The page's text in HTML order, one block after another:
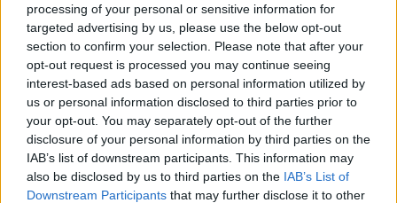
processing of your personal or sensitive information for
targeted advertising by us, please use the below opt-out
section to confirm your selection. Please note that after your
opt-out request is processed you may continue seeing
interest-based ads based on personal information utilized by
us or personal information disclosed to third parties prior to
your opt-out. You may separately opt-out of the further
disclosure of your personal information by third parties on the
IAB’s list of downstream participants. This information may
also be disclosed by us to third parties on the IAB’s List of
Downstream Participants that may further disclose it to other
Zlatan Ibrahimovic va-t-il disputer le Clasico
contre l’OM ?
· 7 Nov 2014